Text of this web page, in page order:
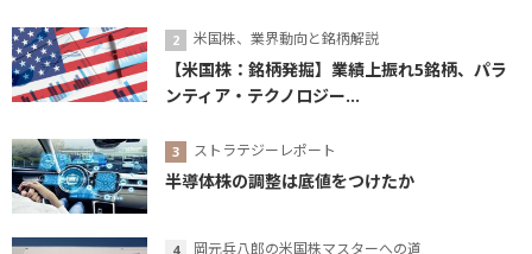
米国株、業界動向と銘柄解説
【米国株：銘柄発掘】業績上振れ5銘柄、パラ
ンティア・テクノロジー...
ストラテジーレポート
半導体株の調整は底値をつけたか
岡元兵八郎の米国株マスターへの道